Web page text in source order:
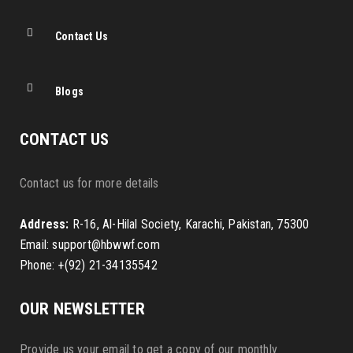
Contact Us
Blogs
CONTACT US
Contact us for more details
Address: R-16, Al-Hilal Society, Karachi, Pakistan, 75300
Email: support@hbwwf.com
Phone: +(92) 21-34135542
OUR NEWSLETTER
Provide us your email to get a copy of our monthly